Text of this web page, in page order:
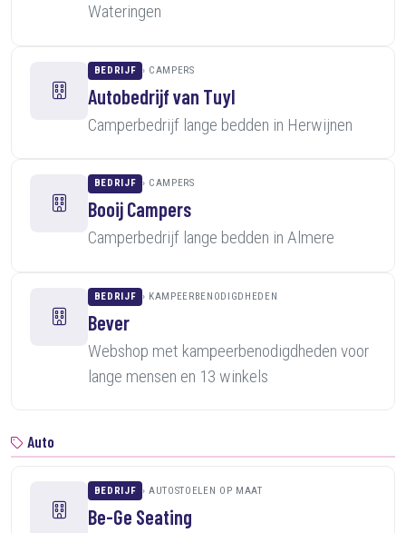
Wateringen
BEDRIJF CAMPERS
Autobedrijf van Tuyl
Camperbedrijf lange bedden in Herwijnen
BEDRIJF CAMPERS
Booij Campers
Camperbedrijf lange bedden in Almere
BEDRIJF KAMPEERBENODIGDHEDEN
Bever
Webshop met kampeerbenodigdheden voor
lange mensen en 13 winkels
Auto
BEDRIJF AUTOSTOELEN OP MAAT
Be-Ge Seating